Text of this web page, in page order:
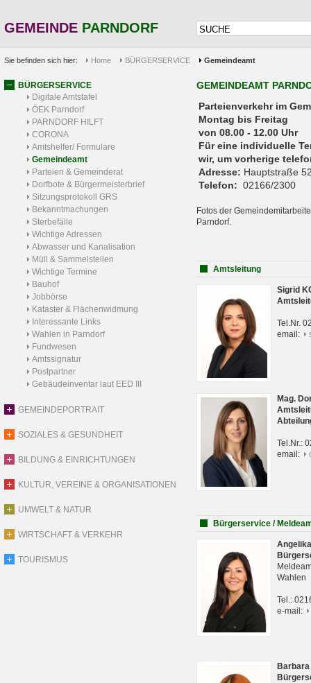
GEMEINDE PARNDORF
Sie befinden sich hier: Home BÜRGERSERVICE Gemeindeamt
BÜRGERSERVICE
Digitale Amtstafel
ÖEK Parndorf
PARNDORF HILFT
CORONA
Amtshelfer/ Formulare
Gemeindeamt
Parteien & Gemeinderat
Dorfbote & Bürgermeisterbrief
Sitzungsprotokoll GRS
Bekanntmachungen
Sterbefälle
Wichtige Adressen
Abwasser und Kanalisation
Müll & Sammelstellen
Wichtige Termine
Bauhof
Jobbörse
Kataster & Flächenwidmung
Interessante Links
Wahlen in Parndorf
Fundwesen
Amtssignatur
Postpartner
Gebäudeinventar laut EED III
GEMEINDEPORTRAIT
SOZIALES & GESUNDHEIT
BILDUNG & EINRICHTUNGEN
KULTUR, VEREINE & ORGANISATIONEN
UMWELT & NATUR
WIRTSCHAFT & VERKEHR
TOURISMUS
GEMEINDEAMT
Parteienverkehr
Montag bis Freitag
von 08.00 - 12.00 Uhr
Für eine individuelle
wir, um vorherige
Adresse: Hauptstraße
Telefon: 02166/2300
Fotos der
Parndorf.
Amtsleitung
Sigrid
Tel.Nr.
email:
Mag.
Tel.Nr.:
email:
Bürgerservice /
Wahlen
Tel.:
e-mail: